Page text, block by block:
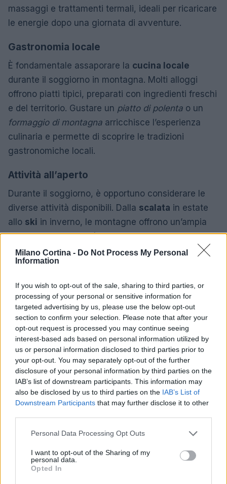
Milano Cortina - Do Not Process My Personal
Information
If you wish to opt-out of the sale, sharing to third parties, or
processing of your personal or sensitive information for
targeted advertising by us, please use the below opt-out
section to confirm your selection. Please note that after your
opt-out request is processed you may continue seeing
interest-based ads based on personal information utilized by
us or personal information disclosed to third parties prior to
your opt-out. You may separately opt-out of the further
disclosure of your personal information by third parties on the
IAB’s list of downstream participants. This information may
also be disclosed by us to third parties on the IAB’s List of
Downstream Participants that may further disclose it to other
Please note that this website/app uses one or more Google
not limited to your visit or usage behaviour. You may click to
grant or deny consent to Google and its third-party tags to
use your data for below specified purposes in below Google
Personal Data Processing Opt Outs
I want to opt-out of the Sharing of my
personal data.
Opted In
massaggi e trattamenti termali, ideali per ricaricare
le energie dopo una giornata di avventure.
Gastronomia locale
È fondamentale assaporare la cucina locale
durante il soggiorno in montagna. Molti alloggi
offrono piatti tipici, preparati con ingredienti freschi
e del territorio. Gustare un piatto di polenta o un
formaggio di montagna arricchisce l’esperienza
culinaria e permette di scoprire le tradizioni
gastronomiche locali.
Attività all’aperto
Durante il soggiorno, è opportuno considerare le
diverse attività disponibili. Dalla scalata in estate
allo ski in inverno, le montagne offrono un’ampia
gamma di opportunità per gli appassionati
dell’outdoor. È consigliabile scegliere un alloggio
che garantisca un facile accesso ai sentieri o alle
In conclusione, la scelta del luogo in cui pernottare
in montagna rappresenta un elemento cruciale per
garantire un soggiorno indimenticabile. Che si tratti
di unchalet accogliente, di un hotel di lussoo di
unrifugio spartano, è fondamentale considerare
le proprie esigenze e le esperienze desiderate. La
montagna offre opportunità uniche da vivere.
AUTORE
AiAdhubMedia